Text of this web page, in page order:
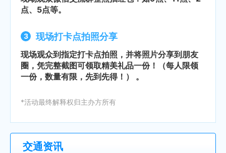
点、5点等。
现场打卡点拍照分享
现场观众到指定打卡点拍照，并将照片分享到朋友
圈，凭完整截图可领取精美礼品一份！（每人限领
一份，数量有限，先到先得！） 。
*活动最终解释权归主办方所有
交通资讯